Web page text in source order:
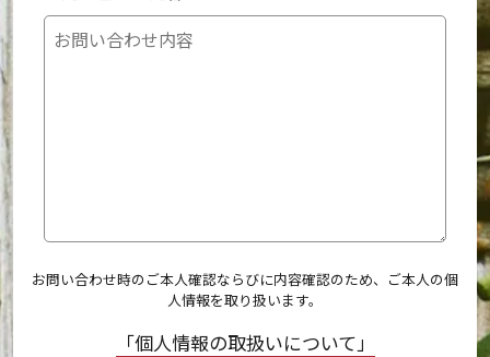
お問い合わせ時のご本人確認ならびに内容確認のため、ご本人の個
人情報を取り扱います。
「個人情報の取扱いについて」